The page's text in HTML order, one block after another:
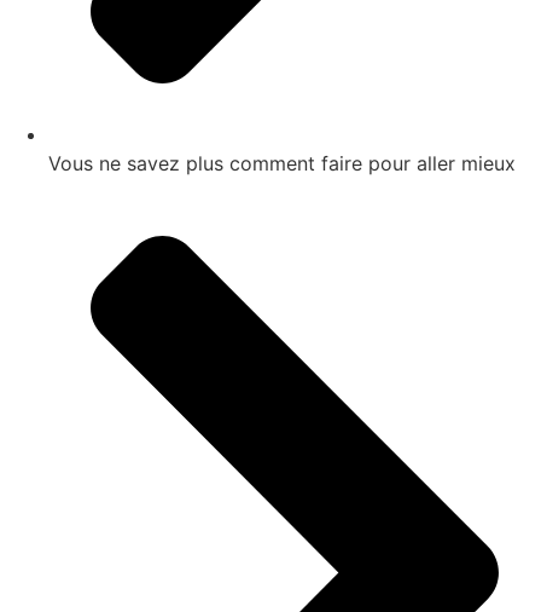
Vous ne savez plus comment faire pour aller mieux